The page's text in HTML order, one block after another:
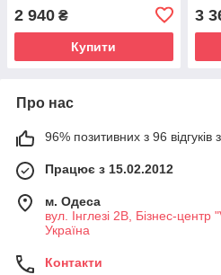
2 940 ₴
Купити
3
Про нас
96% позитивних з 96 відгуків
Працює з 15.02.2012
м. Одеса
вул. Інглезі 2В, Бізнес-
Україна
Контакти